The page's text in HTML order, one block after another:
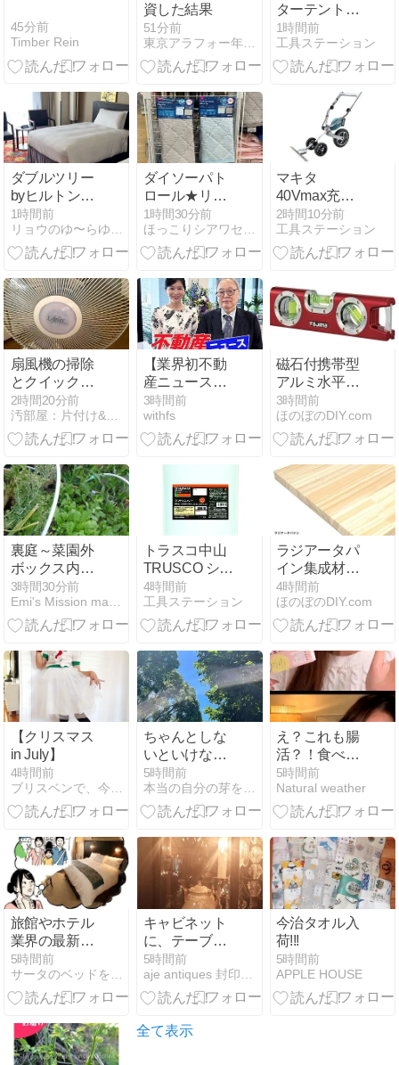
45分前
Timber Rein
資した結果
51分前
東京アラフォー年収1000万円のシンプルな生活
ターテント
TA336020の
選び方と活用
法
1時間前
工具ステーション
ダブルツリー
byヒルトン京
都駅♡駐車場
がいつも満車
（汗）
1時間前
リョウのゆ〜らゆらブログ
ダイソーパト
ロール★リバ
ーシブルで季
節問わず！接
触冷感で安眠
1時間30分前
ほっこりシアワセ時間
マキタ
40Vmax充電
式グラウンド
トリマの使い
やすさ徹底解
2時間10分前
工具ステーション
扇風機の掃除
とクイックル
ハンディワイ
パー
2時間20分前
汚部屋：片付け&掃除日記
【業界初不動
産ニュース番
組に学ぶ】
2026年後半の
不動産市況予
営戦略【動画
あり】
3時間前
withfs
磁石付携帯型
アルミ水平器
ML-160を徹底
ガイド
3時間前
ほのぼのDIY.com
裏庭～菜園外
ボックス内の
様子
3時間30分前
Emi's Mission makeover project
トラスコ中山
TRUSCO シン
トウ 18L 浸透
潤滑剤の魅力
4時間前
工具ステーション
ラジアータパ
イン集成材
1500×450×15mm
の魅力と活用
法
4時間前
ほのぼのDIY.com
【クリスマス
in July】
4時間前
ブリスベンで、今日はこんなことしてます。
ちゃんとしな
いといけな
い、という思
い
5時間前
本当の自分の芽を育てる
え？これも腸
活？！食べ物
からだけでは
ない♡
5時間前
Natural weather
旅館やホテル
業界の最新の
ニュース
5時間前
サータのベッドをNET上で販売しています
キャビネット
に、テーブル
ライト
5時間前
aje antiques 封印ポエム
今治タオル入
荷!!!
5時間前
APPLE HOUSE
全て表示